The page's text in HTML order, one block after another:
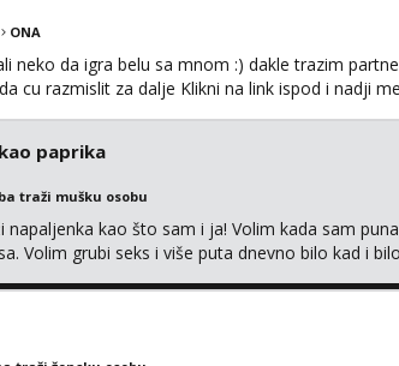
ONA
neko da igra belu sa mnom :) dakle trazim
cu razmislit za dalje Klikni na link ispod i nadji
paprika
traži mušku osobu
napaljenka kao što sam i ja! Volim kada sam
Volim grubi seks i više puta dnevno bilo kad i